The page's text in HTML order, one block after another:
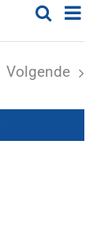
Zoeken
Zoeken
List
Volgende